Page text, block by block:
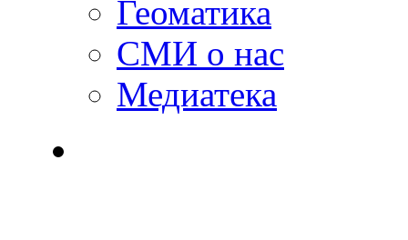
Геоматика
СМИ о нас
Медиатека